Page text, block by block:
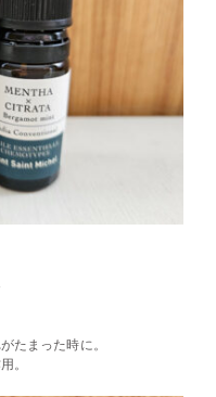
たまった時に。
。